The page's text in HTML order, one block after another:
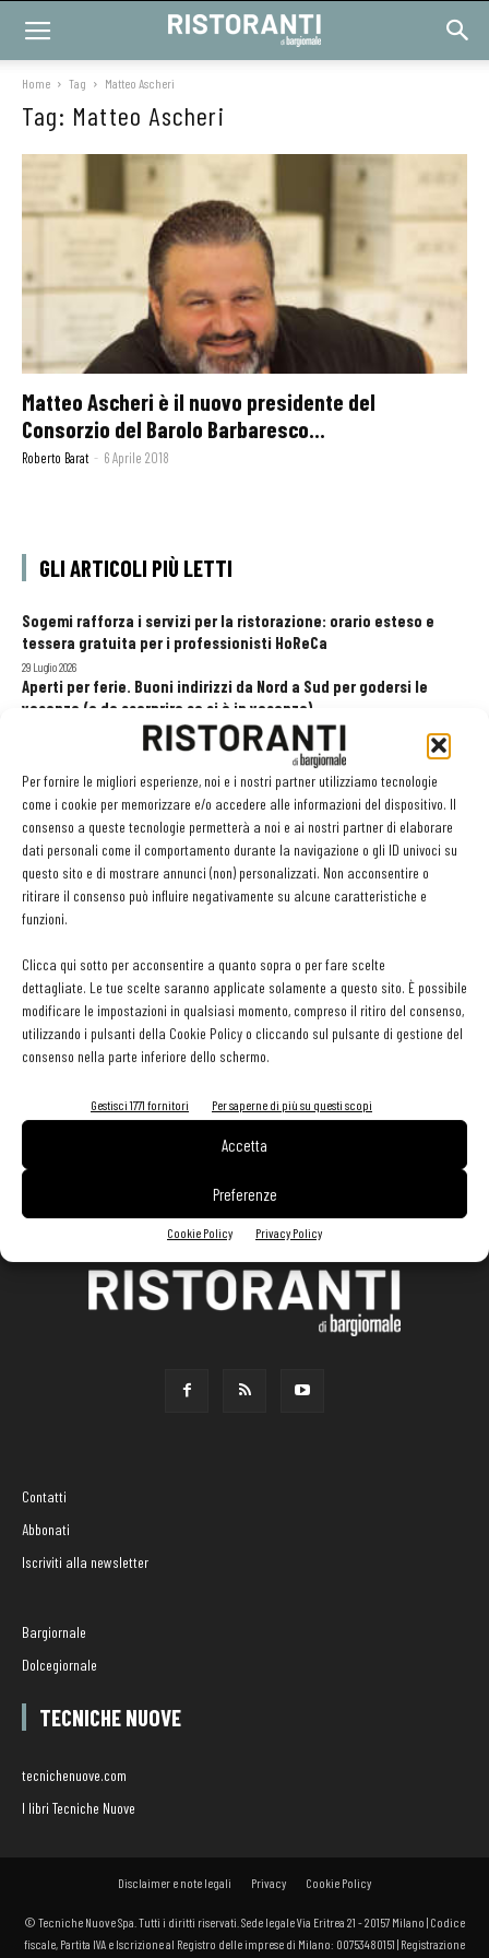
Per fornire le migliori esperienze, noi e i nostri partner utilizziamo tecnologie
come i cookie per memorizzare e/o accedere alle informazioni del dispositivo. Il
consenso a queste tecnologie permetterà a noi e ai nostri partner di elaborare
dati personali come il comportamento durante la navigazione o gli ID univoci su
questo sito e di mostrare annunci (non) personalizzati. Non acconsentire o
ritirare il consenso può influire negativamente su alcune caratteristiche e
funzioni.
Clicca qui sotto per acconsentire a quanto sopra o per fare scelte
dettagliate. Le tue scelte saranno applicate solamente a questo sito. È possibile
modificare le impostazioni in qualsiasi momento, compreso il ritiro del consenso,
utilizzando i pulsanti della Cookie Policy o cliccando sul pulsante di gestione del
consenso nella parte inferiore dello schermo.
Gestisci 1771 fornitori Per saperne di più su questi scopi
Accetta
Preferenze
Cookie Policy Privacy Policy
Home Tag Matteo Ascheri
Tag: Matteo Ascheri
Matteo Ascheri è il nuovo presidente del
Consorzio del Barolo Barbaresco...
Roberto Barat - 6 Aprile 2018
GLI ARTICOLI PIÙ LETTI
Sogemi rafforza i servizi per la ristorazione: orario esteso e
tessera gratuita per i professionisti HoReCa
29 Luglio 2026
Aperti per ferie. Buoni indirizzi da Nord a Sud per godersi le
vacanze (o da scorprire se si è in vacanza)
Pos, compagni di gestione. Le ultime soluzioni delle aziende
8 Luglio 2026
EDICOLA WEB
Contatti
Abbonati
Iscriviti alla newsletter
Bargiornale
Dolcegiornale
TECNICHE NUOVE
tecnichenuove.com
I libri Tecniche Nuove
Disclaimer e note legali Privacy Cookie Policy
© Tecniche Nuove Spa. Tutti i diritti riservati. Sede legale Via Eritrea 21 - 20157 Milano | Codice
fiscale, Partita IVA e Iscrizione al Registro delle imprese di Milano: 00753480151 | Registrazione